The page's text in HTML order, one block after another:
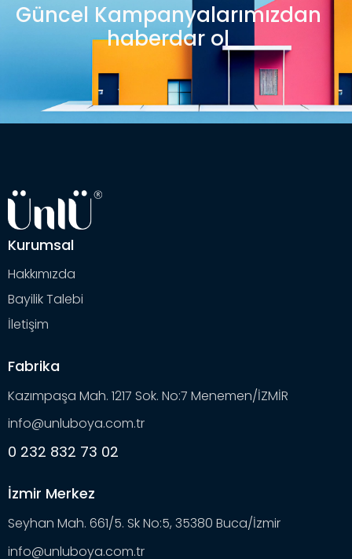
Güncel Kampanyalarımızdan
haberdar ol
Kurumsal
Hakkımızda
Bayilik Talebi
İletişim
Fabrika
Kazımpaşa Mah. 1217 Sok. No:7 Menemen/İZMİR
info@unluboya.com.tr
0 232 832 73 02
İzmir Merkez
Seyhan Mah. 661/5. Sk No:5, 35380 Buca/İzmir
info@unluboya.com.tr